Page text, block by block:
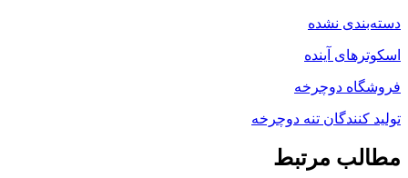
دسته‌بندی نشده
اسکوترهای آينده
فروشگاه دوچرخه
تولید کنندگان تنه دوچرخه
مطالب مرتبط